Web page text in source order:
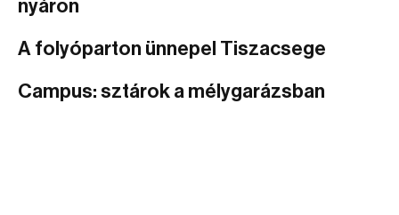
nyáron
A folyóparton ünnepel Tiszacsege
Campus: sztárok a mélygarázsban